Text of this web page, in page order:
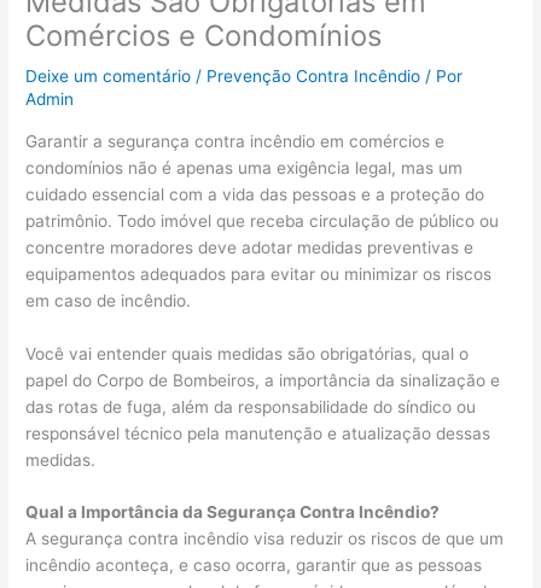
Comércios e Condomínios
Deixe um comentário / Prevenção Contra Incêndio / Por
Admin
Garantir a segurança contra incêndio em comércios e
condomínios não é apenas uma exigência legal, mas um
cuidado essencial com a vida das pessoas e a proteção do
patrimônio. Todo imóvel que receba circulação de público ou
concentre moradores deve adotar medidas preventivas e
equipamentos adequados para evitar ou minimizar os riscos
em caso de incêndio.
Você vai entender quais medidas são obrigatórias, qual o
papel do Corpo de Bombeiros, a importância da sinalização e
das rotas de fuga, além da responsabilidade do síndico ou
responsável técnico pela manutenção e atualização dessas
medidas.
Qual a Importância da Segurança Contra Incêndio?
A segurança contra incêndio visa reduzir os riscos de que um
incêndio aconteça, e caso ocorra, garantir que as pessoas